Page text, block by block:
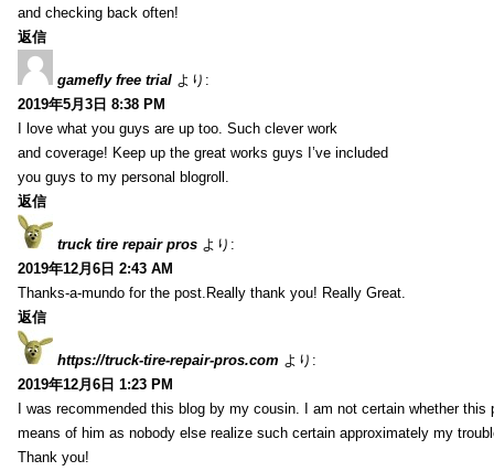
and checking back often!
返信
gamefly free trial より:
2019年5月3日 8:38 PM
I love what you guys are up too. Such clever work
and coverage! Keep up the great works guys I’ve included
you guys to my personal blogroll.
返信
truck tire repair pros より:
2019年12月6日 2:43 AM
Thanks-a-mundo for the post.Really thank you! Really Great.
返信
https://truck-tire-repair-pros.com より:
2019年12月6日 1:23 PM
I was recommended this blog by my cousin. I am not certain whether this
means of him as nobody else realize such certain approximately my
Thank you!